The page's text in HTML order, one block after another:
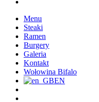
Menu
Steaki
Ramen
Burgery
Galeria
Kontakt
Wołowina Bifalo
EN